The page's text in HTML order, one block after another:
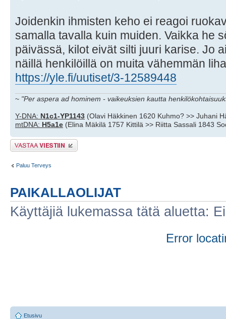
Joidenkin ihmisten keho ei reagoi
samalla tavalla kuin muiden. Vaikka he
päivässä, kilot eivät silti juuri karise. Jo
näillä henkilöillä on muita vähemmän
https://yle.fi/uutiset/3-12589448
~ "Per aspera ad hominem - vaikeuksien kautta
Y-DNA: N1c1-YP1143 (Olavi Häkkinen 1620 Kuhmo? >> Juhani
mtDNA: H5a1e (Elina Mäkilä 1757 Kittilä >> Riitta Sassali 1843
Lähetä vastaus
Paluu Terveys
PAIKALLAOLIJAT
Käyttäjiä lukemassa tätä aluetta:
Error
Etusivu